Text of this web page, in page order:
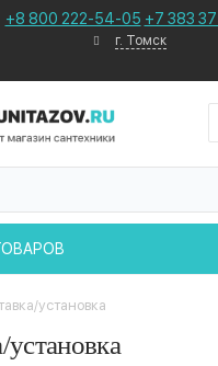
+8 800 222-54-05 +7 383
г. Томск
установка
установка